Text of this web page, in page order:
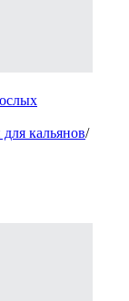
кальянов/